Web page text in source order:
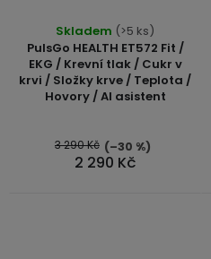
PulsGo HEALTH ET572 Fit /
EKG / Krevní tlak / Cukr v
krvi / Složky krve / Teplota /
Hovory / AI asistent
Skladem (>5 ks)
2 290 Kč
3 290 Kč (–30 %)